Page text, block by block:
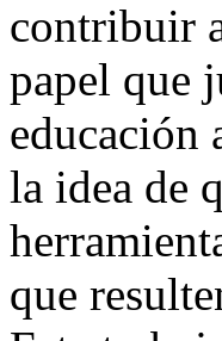
contribuir
papel que
educación
la idea de
que